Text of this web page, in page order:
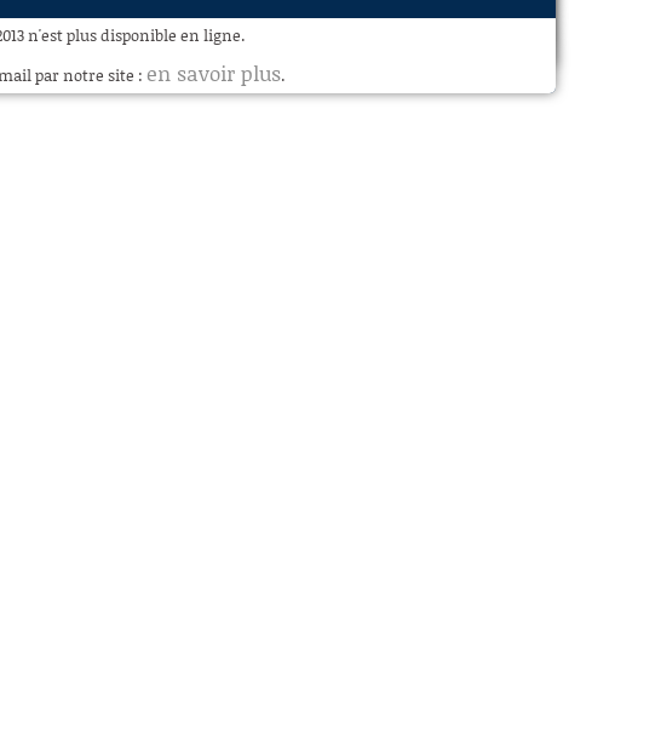
2013 n'est plus disponible en ligne.
par notre site : en savoir plus.